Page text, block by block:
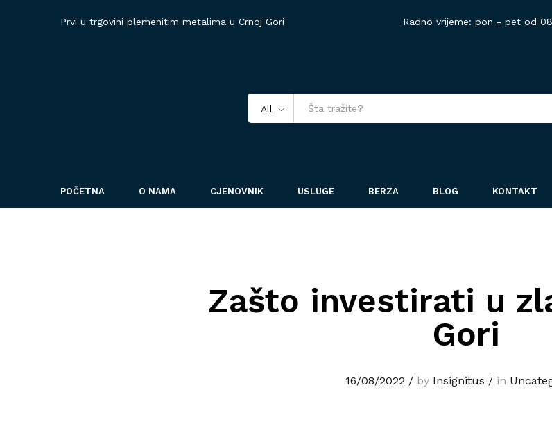
Prvi u trgovini plemenitim metalima u Crnoj Gori Radno vrijeme: pon - pet od
All
POČETNA O NAMA CJENOVNIK USLUGE BERZA BLOG KONTAKT
Zašto investirati u
Gori
16/08/2022 /by Insignitus /in